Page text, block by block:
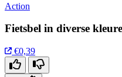
Action
Fietsbel in diverse
€0,39